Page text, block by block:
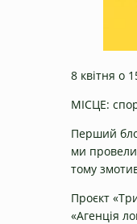
8 квітня о
МІСЦЕ:
Перший
ми провели
тому
Проєкт
«Агенція